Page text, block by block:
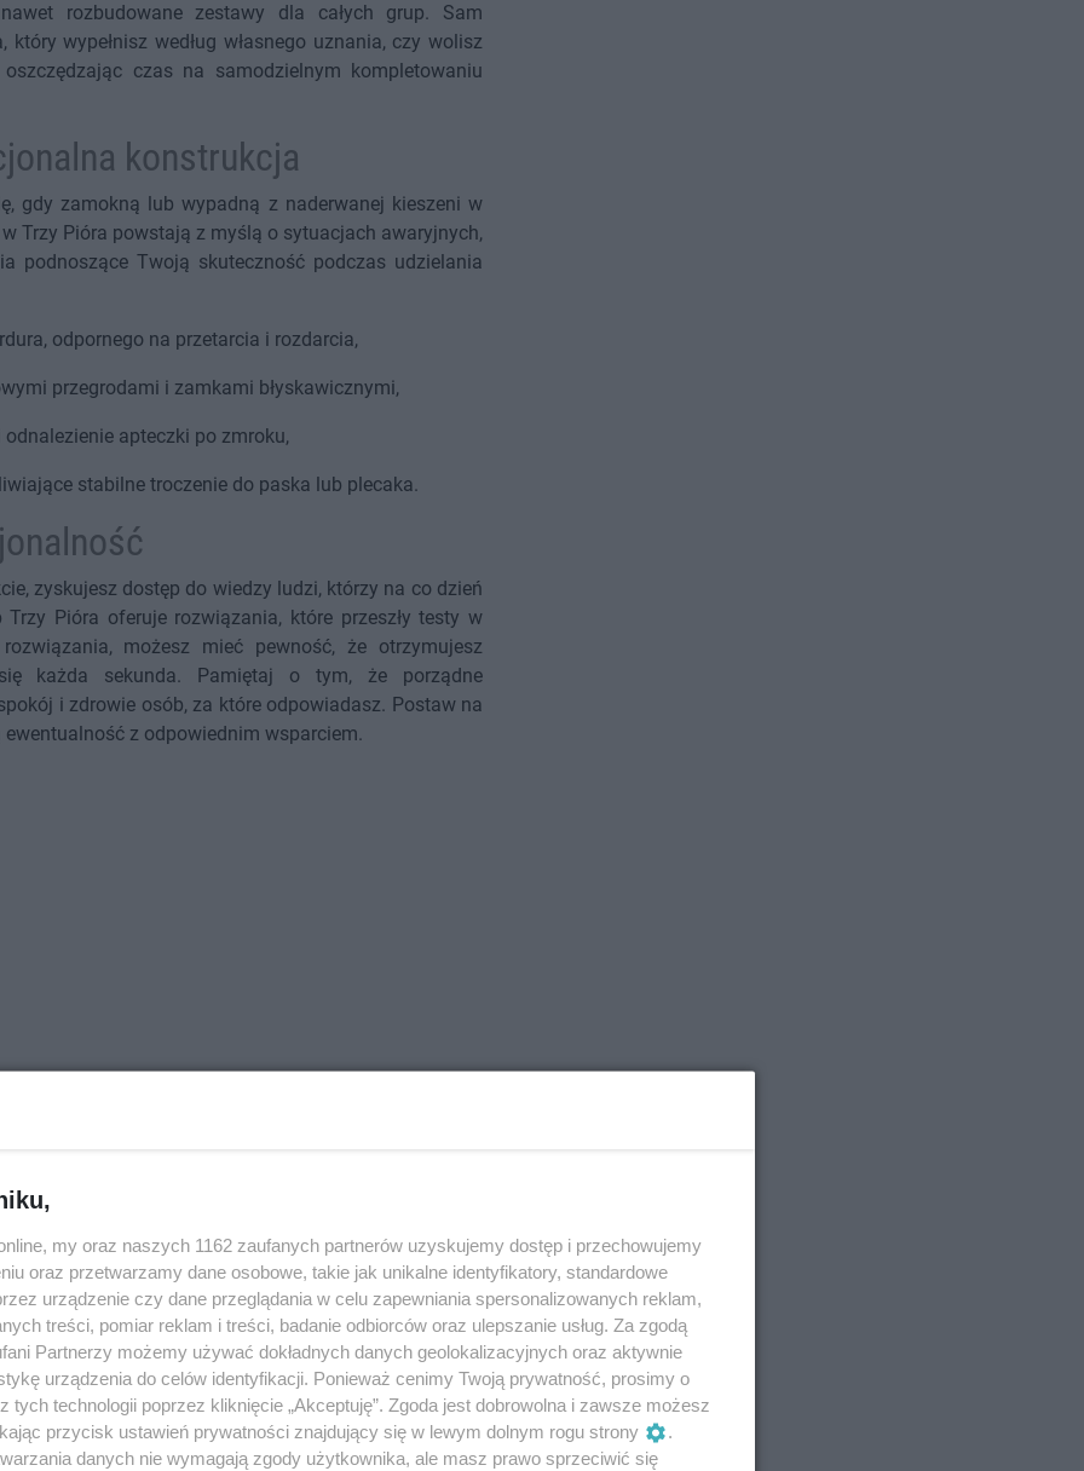
rozbudowane zestawy dla całych grup. Sam
wypełnisz według własnego uznania, czy wolisz
czas na samodzielnym kompletowaniu
konstrukcja
gdy zamokną lub wypadną z naderwanej kieszeni w
Trzy Pióra powstają z myślą o sytuacjach awaryjnych,
podnoszące Twoją skuteczność podczas udzielania
odpornego na przetarcia i rozdarcia,
przegrodami i zamkami błyskawicznymi,
apteczki po zmroku,
stabilne troczenie do paska lub plecaka.
zyskujesz dostęp do wiedzy ludzi, którzy na co dzień
Pióra oferuje rozwiązania, które przeszły testy w
możesz mieć pewność, że otrzymujesz
każda sekunda. Pamiętaj o tym, że porządne
i zdrowie osób, za które odpowiadasz. Postaw na
z odpowiednim wsparciem.
nas w Google News
my oraz naszych 1162 zaufanych partnerów uzyskujemy dostęp i przechowujemy
oraz przetwarzamy dane osobowe, takie jak unikalne identyfikatory, standardowe
urządzenie czy dane przeglądania w celu zapewniania spersonalizowanych reklam,
treści, pomiar reklam i treści, badanie odbiorców oraz ulepszanie usług. Za zgodą
Partnerzy możemy używać dokładnych danych geolokalizacyjnych oraz aktywnie
urządzenia do celów identyfikacji. Ponieważ cenimy Twoją prywatność, prosimy o
tych technologii poprzez kliknięcie „Akceptuję”. Zgoda jest dobrowolna i zawsze możesz
przycisk ustawień prywatności znajdujący się w lewym dolnym rogu strony
.
danych nie wymagają zgody użytkownika, ale masz prawo sprzeciwić się